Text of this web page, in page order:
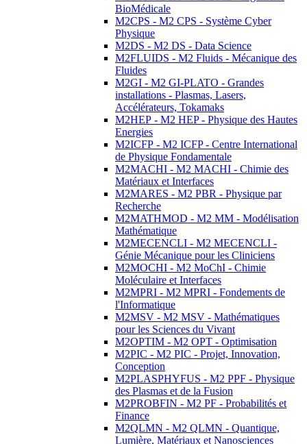
BioMédicale
M2CPS - M2 CPS - Système Cyber
Physique
M2DS - M2 DS - Data Science
M2FLUIDS - M2 Fluids - Mécanique des
Fluides
M2GI - M2 GI-PLATO - Grandes
installations - Plasmas, Lasers,
Accélérateurs, Tokamaks
M2HEP - M2 HEP - Physique des Hautes
Energies
M2ICFP - M2 ICFP - Centre International
de Physique Fondamentale
M2MACHI - M2 MACHI - Chimie des
Matériaux et Interfaces
M2MARES - M2 PBR - Physique par
Recherche
M2MATHMOD - M2 MM - Modélisation
Mathématique
M2MECENCLI - M2 MECENCLI -
Génie Mécanique pour les Cliniciens
M2MOCHI - M2 MoChI - Chimie
Moléculaire et Interfaces
M2MPRI - M2 MPRI - Fondements de
l'Informatique
M2MSV - M2 MSV - Mathématiques
pour les Sciences du Vivant
M2OPTIM - M2 OPT - Optimisation
M2PIC - M2 PIC - Projet, Innovation,
Conception
M2PLASPHYFUS - M2 PPF - Physique
des Plasmas et de la Fusion
M2PROBFIN - M2 PF - Probabilités et
Finance
M2QLMN - M2 QLMN - Quantique,
Lumière, Matériaux et Nanosciences